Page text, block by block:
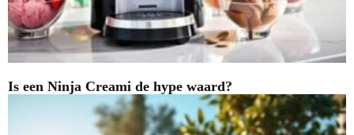
Is een Ninja Creami de hype waard?